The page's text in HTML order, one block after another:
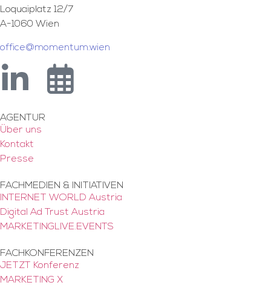
Loquaiplatz 12/7
A-1060 Wien
office@momentum.wien
AGENTUR
Über uns
Kontakt
Presse
FACHMEDIEN & INITIATIVEN
INTERNET WORLD Austria
Digital Ad Trust Austria
MARKETINGLIVE.EVENTS
FACHKONFERENZEN
JETZT Konferenz
MARKETING X